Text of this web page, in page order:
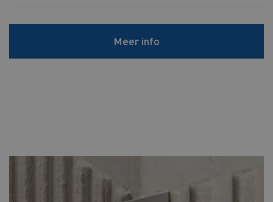
Meer info